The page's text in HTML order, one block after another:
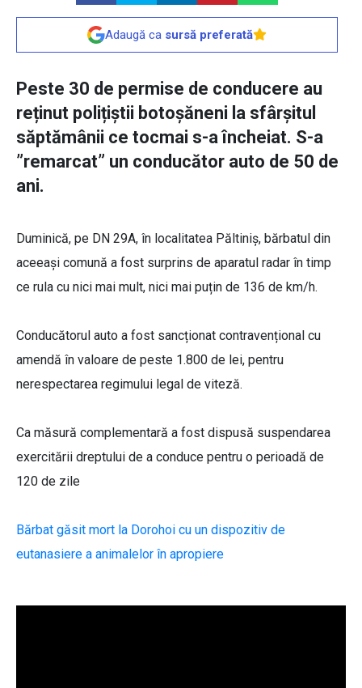
Adaugă ca sursă preferată
Peste 30 de permise de conducere au
reținut polițiștii botoșăneni la sfârșitul
săptămânii ce tocmai s-a încheiat. S-a
”remarcat” un conducător auto de 50 de
ani.
Duminică, pe DN 29A, în localitatea Păltiniș, bărbatul din
aceeași comună a fost surprins de aparatul radar în timp
ce rula cu nici mai mult, nici mai puțin de 136 de km/h.
Conducătorul auto a fost sancționat contravențional cu
amendă în valoare de peste 1.800 de lei, pentru
nerespectarea regimului legal de viteză.
Ca măsură complementară a fost dispusă suspendarea
exercitării dreptului de a conduce pentru o perioadă de
120 de zile
Bărbat găsit mort la Dorohoi cu un dispozitiv de
eutanasiere a animalelor în apropiere